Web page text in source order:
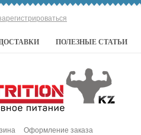
ПОЛЕЗНЫЕ СТАТЬИ
Оформление заказа